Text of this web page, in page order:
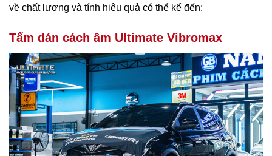
về chất lượng và tính hiệu quả có thể kể đến:
Tấm dán cách âm Ultimate Vibromax